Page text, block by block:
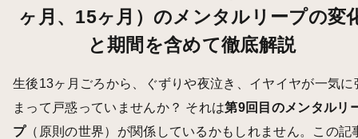
ヶ月、15ヶ月）のメンタルリープの変
と期間を含めて徹底解説
生後13ヶ月ごろから、ぐずりや夜泣き、イヤイヤが一気に
まって戸惑っていませんか？ それは第9回目のメンタルリ
プ（原則の世界）が関係しているかもしれません。この記